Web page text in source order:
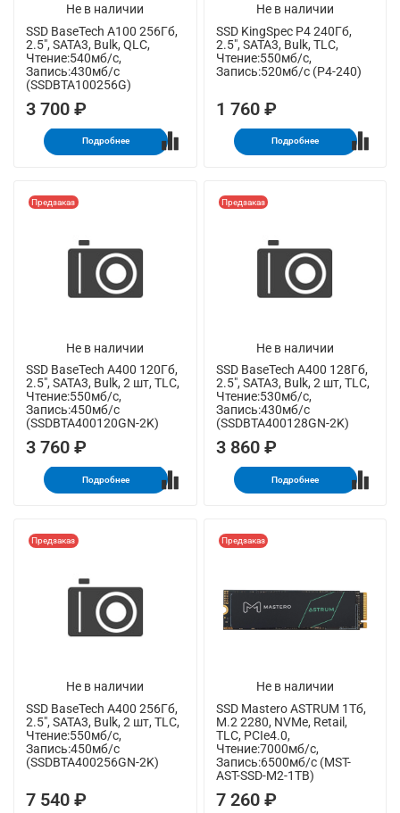
Не в наличии
SSD BaseTech A100 256Гб,
2.5", SATA3, Bulk, QLC,
Чтение:540мб/с,
Запись:430мб/с
(SSDBTA100256G)
3 700 ₽
Подробнее
Не в наличии
SSD KingSpec P4 240Гб,
2.5", SATA3, Bulk, TLC,
Чтение:550мб/с,
Запись:520мб/с (P4-240)
1 760 ₽
Подробнее
Не в наличии
Предзаказ
SSD BaseTech A400 120Гб,
2.5", SATA3, Bulk, 2 шт, TLC,
Чтение:550мб/с,
Запись:450мб/с
(SSDBTA400120GN-2K)
3 760 ₽
Подробнее
Не в наличии
Предзаказ
SSD BaseTech A400 128Гб,
2.5", SATA3, Bulk, 2 шт, TLC,
Чтение:530мб/с,
Запись:430мб/с
(SSDBTA400128GN-2K)
3 860 ₽
Подробнее
Не в наличии
Предзаказ
SSD BaseTech A400 256Гб,
2.5", SATA3, Bulk, 2 шт, TLC,
Чтение:550мб/с,
Запись:450мб/с
(SSDBTA400256GN-2K)
7 540 ₽
Не в наличии
Предзаказ
SSD Mastero ASTRUM 1Тб,
M.2 2280, NVMe, Retail,
TLC, PCIe4.0,
Чтение:7000мб/с,
Запись:6500мб/с (MST-
AST-SSD-M2-1TB)
7 260 ₽